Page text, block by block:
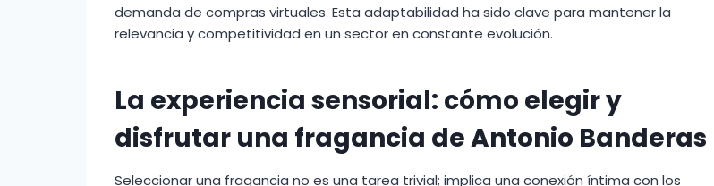
demanda de compras virtuales. Esta adaptabilidad ha sido clave para mantener la
relevancia y competitividad en un sector en constante evolución.
La experiencia sensorial: cómo elegir y
disfrutar una fragancia de Antonio Banderas
Seleccionar una fragancia no es una tarea trivial; implica una conexión íntima con los